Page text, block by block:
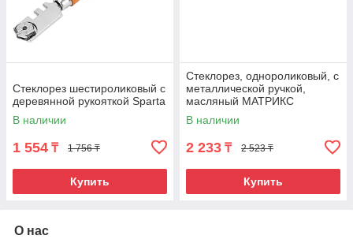
Стеклорез шестироликовый с
деревянной рукояткой Sparta
В наличии
1 554 ₸ 1 756 ₸
Купить
Стеклорез, однороликовый, с
металлической ручкой,
масляный МАТРИКС
В наличии
2 233 ₸ 2 523 ₸
Купить
О нас